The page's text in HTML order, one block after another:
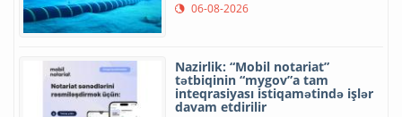
06-08-2026
Nazirlik: “Mobil notariat”
tətbiqinin “mygov”a tam
inteqrasiyası istiqamətində işlər
davam etdirilir